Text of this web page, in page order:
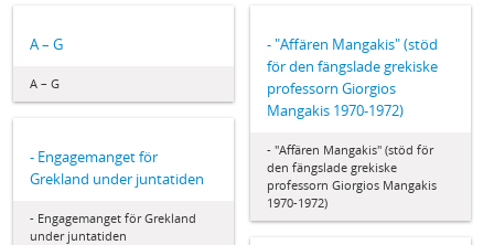
A – G
A – G
- "Affären Mangakis" (stöd
för den fängslade grekiske
professorn Giorgios
Mangakis 1970-1972)
- "Affären Mangakis" (stöd för
den fängslade grekiske
professorn Giorgios Mangakis
1970-1972)
- Engagemanget för
Grekland under juntatiden
- Engagemanget för Grekland
under juntatiden